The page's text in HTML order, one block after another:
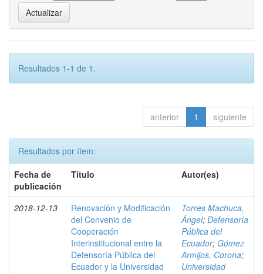
Resultados 1-1 de 1.
anterior 1 siguiente
Resultados por ítem:
Fecha de
publicación
Título Autor(es)
2018-12-13
Renovación y Modificación
del Convenio de
Cooperación
Interinstitucional entre la
Defensoría Pública del
Ecuador y la Universidad
Torres Machuca,
Ángel; Defensoría
Pública del
Ecuador; Gómez
Armijos, Corona;
Universidad